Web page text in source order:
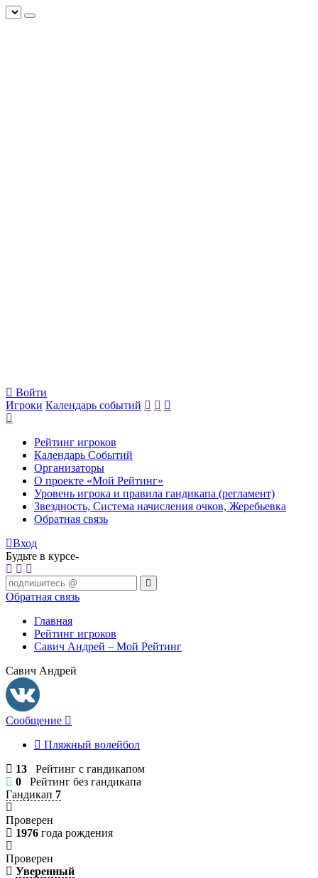
Войти
Игроки Календарь событий
Рейтинг игроков
Календарь Событий
Организаторы
О проекте «Мой Рейтинг»
Уровень игрока и правила гандикапа (регламент)
Звездность, Система начисления очков, Жеребьевка
Обратная связь
Вход
Будьте в курсе-
Обратная связь
Главная
Рейтинг игроков
Савич Андрей – Мой Рейтинг
Савич Андрей
Сообщение
Пляжный волейбол
13 Рейтинг с гандикапом
0 Рейтинг без гандикапа
Гандикап 7
Проверен
1976 года рождения
Проверен
Уверенный